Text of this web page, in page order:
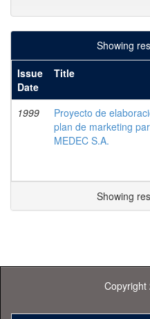
Showing
Issue
Date
Title
1999
Proyecto de
plan de marketing
MEDEC S.A.
Showing
Copyright